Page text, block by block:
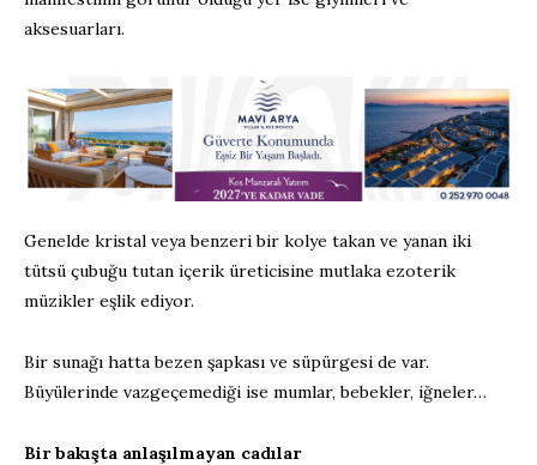
aksesuarları.
Genelde kristal veya benzeri bir kolye takan ve yanan iki
tütsü çubuğu tutan içerik üreticisine mutlaka ezoterik
müzikler eşlik ediyor.
Bir sunağı hatta bezen şapkası ve süpürgesi de var.
Büyülerinde vazgeçemediği ise mumlar, bebekler, iğneler…
Bir bakışta anlaşılmayan cadılar